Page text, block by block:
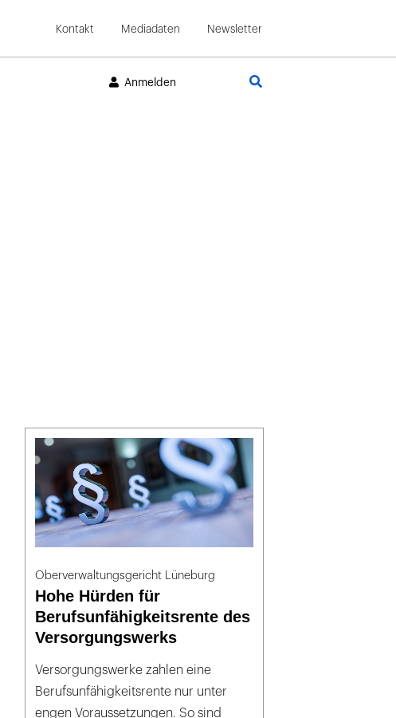
Kontakt Mediadaten Newsletter
Anmelden
Oberverwaltungsgericht Lüneburg
Hohe Hürden für
Berufsunfähigkeitsrente des
Versorgungswerks
Versorgungswerke zahlen eine
Berufsunfähigkeitsrente nur unter
engen Voraussetzungen. So sind